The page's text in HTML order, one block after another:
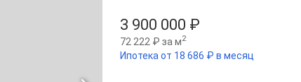
3 900 000 ₽
72 222 ₽ за м2
Ипотека от 18 686 ₽ в месяц